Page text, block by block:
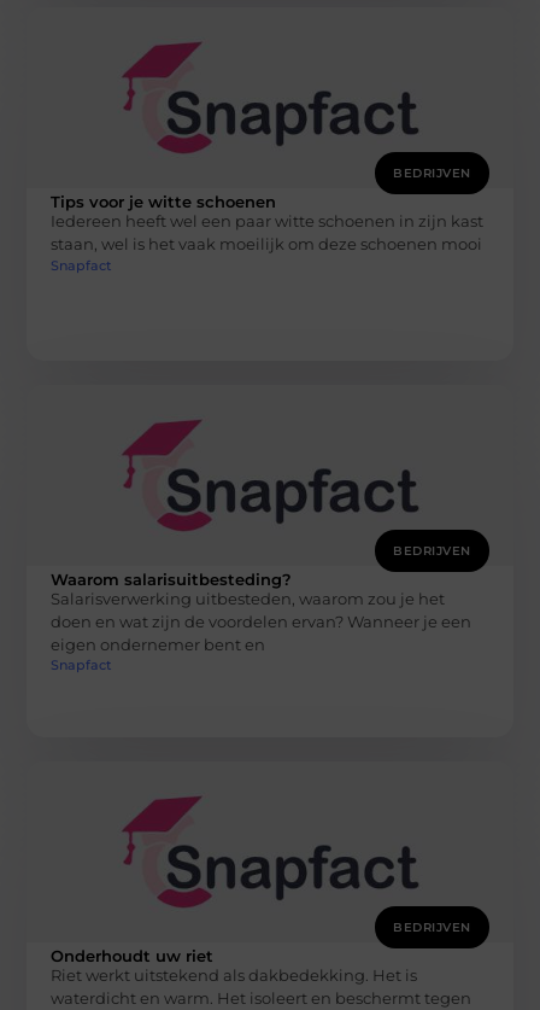
BEDRIJVEN
Tips voor je witte schoenen
Iedereen heeft wel een paar witte schoenen in zijn kast
staan, wel is het vaak moeilijk om deze schoenen mooi
Snapfact
BEDRIJVEN
Waarom salarisuitbesteding?
Salarisverwerking uitbesteden, waarom zou je het
doen en wat zijn de voordelen ervan? Wanneer je een
eigen ondernemer bent en
Snapfact
BEDRIJVEN
Onderhoudt uw riet
Riet werkt uitstekend als dakbedekking. Het is
waterdicht en warm. Het isoleert en beschermt tegen